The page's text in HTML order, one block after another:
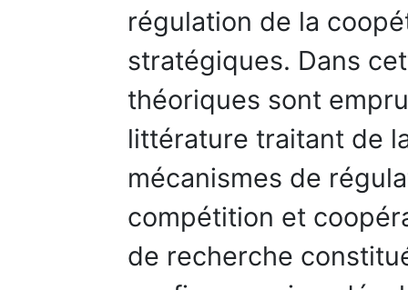
régulation de la
stratégiques. Dans
théoriques sont
littérature traitant de
mécanismes de
compétition et
de recherche